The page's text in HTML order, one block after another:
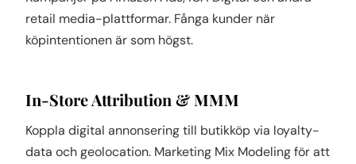
retail media-plattformar. Fånga kunder när
köpintentionen är som högst.
In-Store Attribution & MMM
Koppla digital annonsering till butikköp via loyalty-
data och geolocation. Marketing Mix Modeling för att